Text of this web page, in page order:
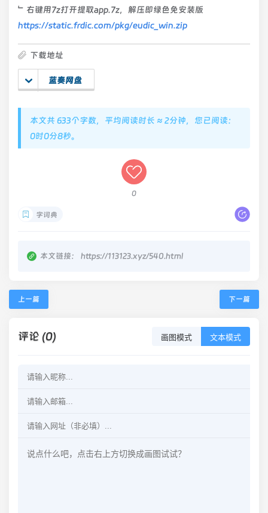
﹂右键用7z打开提取app.7z，解压即绿色免安装版
https://static.frdic.com/pkg/eudic_win.zip
下载地址
蓝奏网盘
本文共 633个字数，平均阅读时长 ≈ 2分钟，您已阅读：
0时0分9秒。
0
字词典
本文链接： https://113123.xyz/540.html
上一篇 下一篇
评论 (0) 画图模式 文本模式